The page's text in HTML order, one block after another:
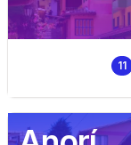
11